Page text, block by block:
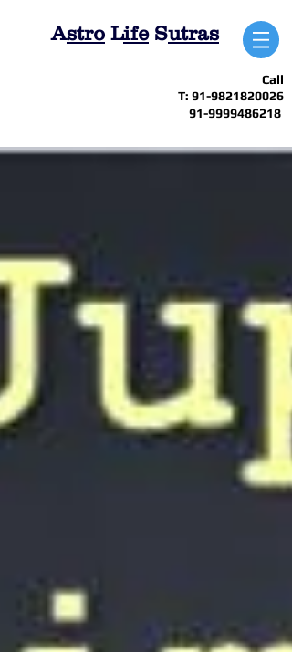
Astro LifeSutras
Call
T: 91-9821820026
91-9999486218